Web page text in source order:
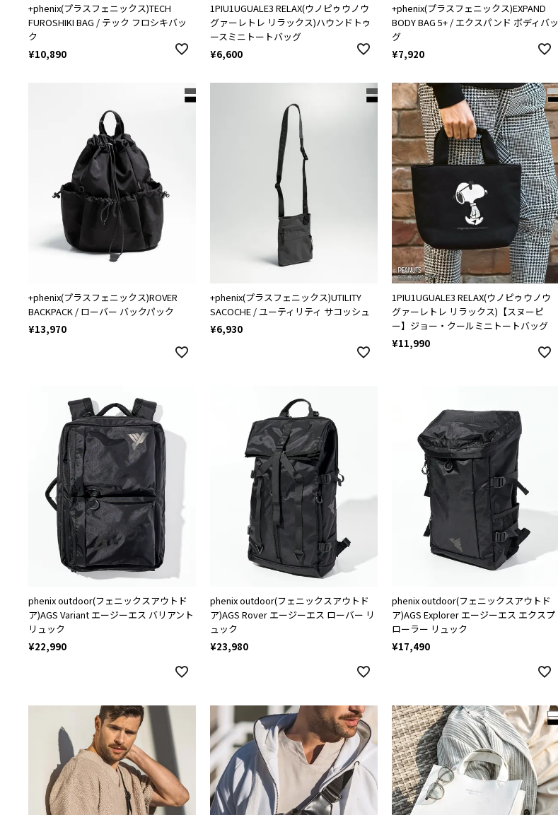
+phenix(プラスフェニックス)TECH
FUROSHIKI BAG / テック フロシキバッ
ク
¥10,890
1PIU1UGUALE3 RELAX(ウノピゥウノウ
グァーレトレ リラックス)ハウンドトゥ
ースミニトートバッグ
¥6,600
+phenix(プラスフェニックス)EXPAND
BODY BAG 5+ / エクスパンド ボディバッ
グ
¥7,920
+phenix(プラスフェニックス)ROVER
BACKPACK / ローバー バックパック
¥13,970
+phenix(プラスフェニックス)UTILITY
SACOCHE / ユーティリティ サコッシュ
¥6,930
1PIU1UGUALE3 RELAX(ウノピゥウノウ
グァーレトレ リラックス)【スヌーピ
ー】ジョー・クールミニトートバッグ
¥11,990
phenix outdoor(フェニックスアウトド
ア)AGS Variant エージーエス バリアント
リュック
¥22,990
phenix outdoor(フェニックスアウトド
ア)AGS Rover エージーエス ローバー リ
ュック
¥23,980
phenix outdoor(フェニックスアウトド
ア)AGS Explorer エージーエス エクスプ
ローラー リュック
¥17,490